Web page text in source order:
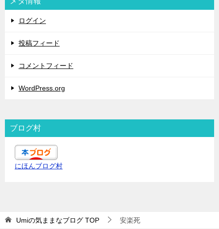
ログイン
投稿フィード
コメントフィード
WordPress.org
ブログ村
にほんブログ村
Umiの気ままなブログ TOP 安楽死